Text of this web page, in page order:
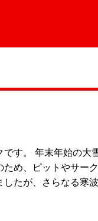
です。 年末年始の大
ため、ピットやサー
したが、さらなる寒